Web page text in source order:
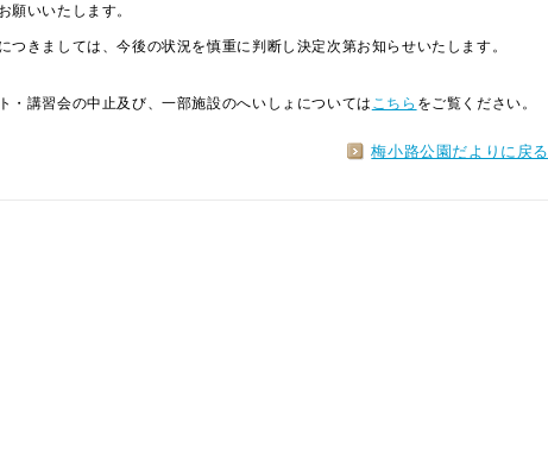
願いいたします。
つきましては、今後の状況を慎重に判断し決定次第お知らせいたします。
・講習会の中止及び、一部施設のへいしょについては こちら をご覧ください。
梅小路公園だよりに戻る